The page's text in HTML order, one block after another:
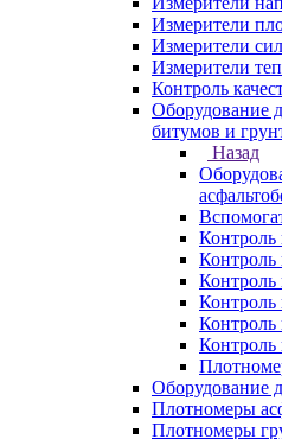
Измерители
Измерители
Измерители
Контроль
Оборудование
битумов и
Назад
Контроль
Контроль
Контроль
Контроль
Контроль
Контроль
Оборудование
Плотномеры
Плотномеры